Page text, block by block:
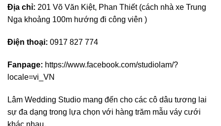
Địa chỉ: 201 Võ Văn Kiệt, Phan Thiết (cách nhà xe Trung
Nga khoảng 100m hướng đi công viên )
Điện thoại: 0917 827 774
Fanpage: https://www.facebook.com/studiolam/?
locale=vi_VN
Lâm Wedding Studio mang đến cho các cô dâu tương lai
sự đa dạng trong lựa chọn với hàng trăm mẫu váy cưới
khác nhau.